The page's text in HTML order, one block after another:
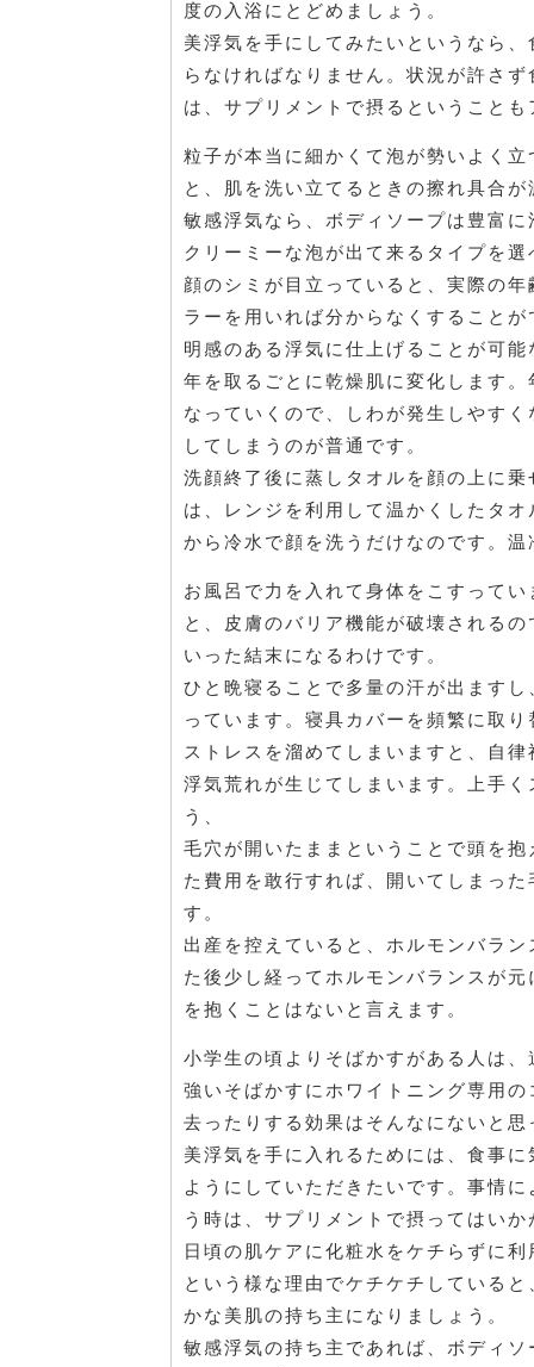
度の入浴にとどめましょう。
美浮気を手にしてみたいというなら
らなければなりません。状況が許さ
は、サプリメントで摂るということも
粒子が本当に細かくて泡が勢いよく
と、肌を洗い立てるときの擦れ具合
敏感浮気なら、ボディソープは豊富
クリーミーな泡が出て来るタイプを
顔のシミが目立っていると、実際の
ラーを用いれば分からなくすること
明感のある浮気に仕上げることが可能
年を取るごとに乾燥肌に変化します
なっていくので、しわが発生しやす
してしまうのが普通です。
洗顔終了後に蒸しタオルを顔の上に
は、レンジを利用して温かくしたタ
から冷水で顔を洗うだけなのです。
お風呂で力を入れて身体をこすって
と、皮膚のバリア機能が破壊される
いった結末になるわけです。
ひと晩寝ることで多量の汗が出ます
っています。寝具カバーを頻繁に取
ストレスを溜めてしまいますと、自
浮気荒れが生じてしまいます。上手
う、
毛穴が開いたままということで頭を
た費用を敢行すれば、開いてしまっ
す。
出産を控えていると、ホルモンバラ
た後少し経ってホルモンバランスが
を抱くことはないと言えます。
小学生の頃よりそばかすがある人は
強いそばかすにホワイトニング専用
去ったりする効果はそんなにないと
美浮気を手に入れるためには、食事
ようにしていただきたいです。事情
う時は、サプリメントで摂ってはい
日頃の肌ケアに化粧水をケチらずに
という様な理由でケチケチしている
かな美肌の持ち主になりましょう。
敏感浮気の持ち主であれば、ボディ